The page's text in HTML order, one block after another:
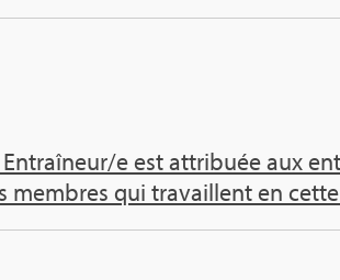
e est attri­buée aux
membres qui tra­vaillent en